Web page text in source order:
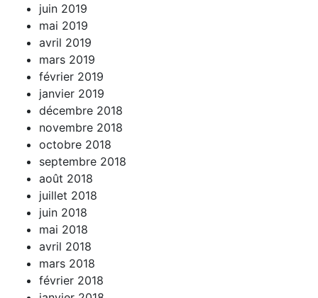
juin 2019
mai 2019
avril 2019
mars 2019
février 2019
janvier 2019
décembre 2018
novembre 2018
octobre 2018
septembre 2018
août 2018
juillet 2018
juin 2018
mai 2018
avril 2018
mars 2018
février 2018